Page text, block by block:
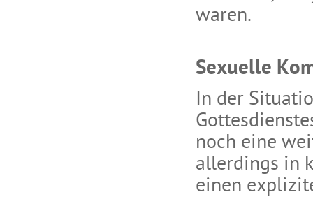
waren.
Sexuelle
In der
noch eine
allerdings in
einen